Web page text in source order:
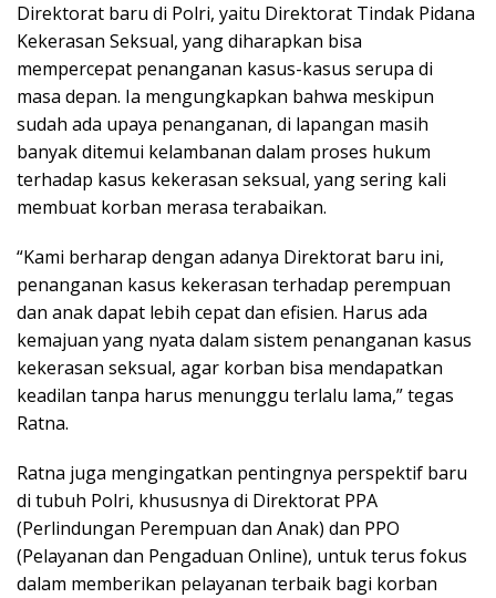
Direktorat baru di Polri, yaitu Direktorat Tindak Pidana
Kekerasan Seksual, yang diharapkan bisa
mempercepat penanganan kasus-kasus serupa di
masa depan. Ia mengungkapkan bahwa meskipun
sudah ada upaya penanganan, di lapangan masih
banyak ditemui kelambanan dalam proses hukum
terhadap kasus kekerasan seksual, yang sering kali
membuat korban merasa terabaikan.
“Kami berharap dengan adanya Direktorat baru ini,
penanganan kasus kekerasan terhadap perempuan
dan anak dapat lebih cepat dan efisien. Harus ada
kemajuan yang nyata dalam sistem penanganan kasus
kekerasan seksual, agar korban bisa mendapatkan
keadilan tanpa harus menunggu terlalu lama,” tegas
Ratna.
Ratna juga mengingatkan pentingnya perspektif baru
di tubuh Polri, khususnya di Direktorat PPA
(Perlindungan Perempuan dan Anak) dan PPO
(Pelayanan dan Pengaduan Online), untuk terus fokus
dalam memberikan pelayanan terbaik bagi korban